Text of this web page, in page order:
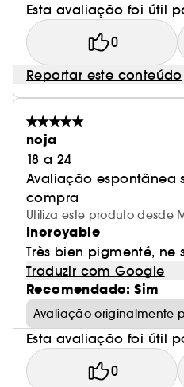
Esta avaliação foi útil
0
Reportar este conteúdo
noja
18 a 24
Avaliação espontânea
compra
Utiliza este produto desde
Incroyable
Très bien pigmenté, ne
Traduzir com Google
Recomendado: Sim
Avaliação originalmente
Esta avaliação foi útil
0